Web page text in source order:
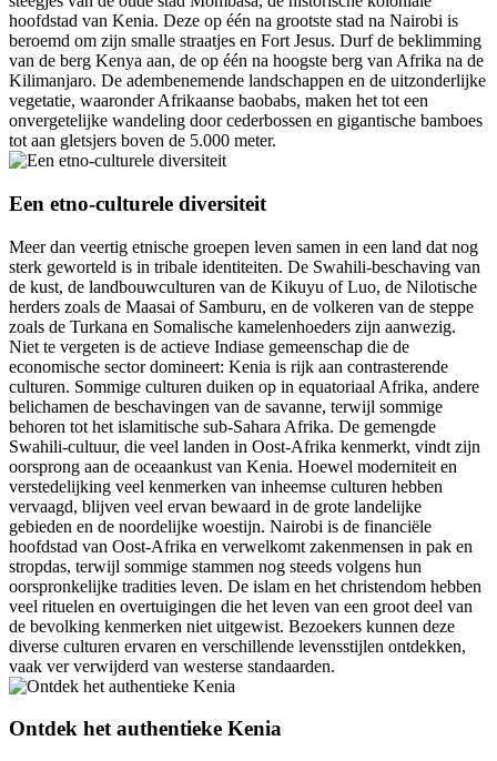
hoofdstad van Kenia. Deze op één na grootste stad na Nairobi is
beroemd om zijn smalle straatjes en Fort Jesus. Durf de beklimming
van de berg Kenya aan, de op één na hoogste berg van Afrika na de
Kilimanjaro. De adembenemende landschappen en de uitzonderlijke
vegetatie, waaronder Afrikaanse baobabs, maken het tot een
onvergetelijke wandeling door cederbossen en gigantische bamboes
tot aan gletsjers boven de 5.000 meter.
Een etno-culturele diversiteit
Meer dan veertig etnische groepen leven samen in een land dat nog
sterk geworteld is in tribale identiteiten. De Swahili-beschaving van
de kust, de landbouwculturen van de Kikuyu of Luo, de Nilotische
herders zoals de Maasai of Samburu, en de volkeren van de steppe
zoals de Turkana en Somalische kamelenhoeders zijn aanwezig.
Niet te vergeten is de actieve Indiase gemeenschap die de
economische sector domineert: Kenia is rijk aan contrasterende
culturen. Sommige culturen duiken op in equatoriaal Afrika, andere
belichamen de beschavingen van de savanne, terwijl sommige
behoren tot het islamitische sub-Sahara Afrika. De gemengde
Swahili-cultuur, die veel landen in Oost-Afrika kenmerkt, vindt zijn
oorsprong aan de oceaankust van Kenia. Hoewel moderniteit en
verstedelijking veel kenmerken van inheemse culturen hebben
vervaagd, blijven veel ervan bewaard in de grote landelijke
gebieden en de noordelijke woestijn. Nairobi is de financiële
hoofdstad van Oost-Afrika en verwelkomt zakenmensen in pak en
stropdas, terwijl sommige stammen nog steeds volgens hun
oorspronkelijke tradities leven. De islam en het christendom hebben
veel rituelen en overtuigingen die het leven van een groot deel van
de bevolking kenmerken niet uitgewist. Bezoekers kunnen deze
diverse culturen ervaren en verschillende levensstijlen ontdekken,
vaak ver verwijderd van westerse standaarden.
Ontdek het authentieke Kenia